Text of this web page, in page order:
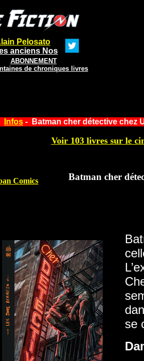
Pelosato
anciens Nos
ABONNEMENT
de chroniques livres
Infos - Batman cher détective chez
Voir 103 livres sur le
Comics
Batman cher
se